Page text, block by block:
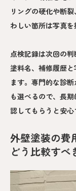
リングの硬化や断
わしい箇所は写真を
点検記録は次回の
塗料名、補修履歴
ます。専門的な診
も選べるので、長
認してもらうと安心
外壁塗装の費
どう比較すべ